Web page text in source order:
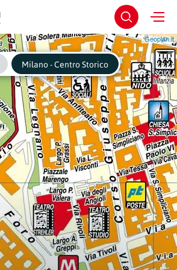
Geoplan.it
Milano - Centro Storico